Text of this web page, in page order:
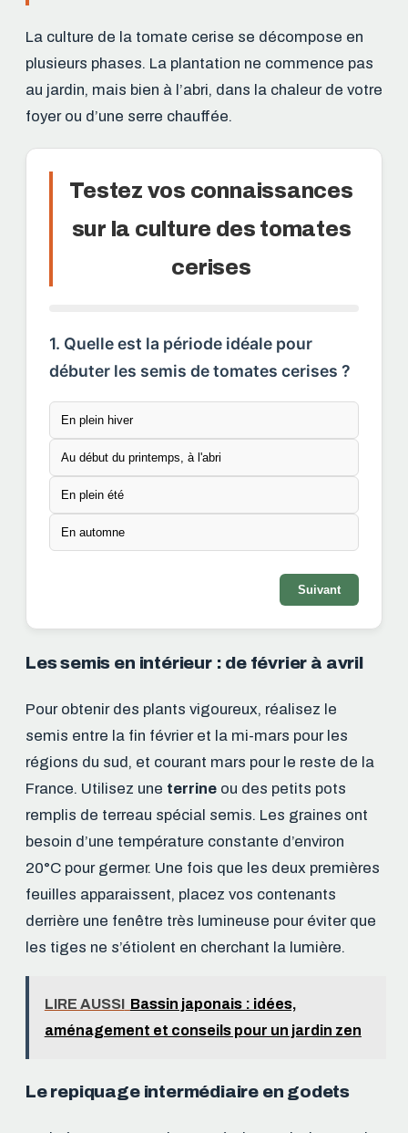
La culture de la tomate cerise se décompose en
plusieurs phases. La plantation ne commence pas
au jardin, mais bien à l’abri, dans la chaleur de votre
foyer ou d’une serre chauffée.
Testez vos connaissances
sur la culture des tomates
cerises
1. Quelle est la période idéale pour
débuter les semis de tomates cerises ?
En plein hiver
Au début du printemps, à l'abri
En plein été
En automne
Suivant
Les semis en intérieur : de février à avril
Pour obtenir des plants vigoureux, réalisez le
semis entre la fin février et la mi-mars pour les
régions du sud, et courant mars pour le reste de la
France. Utilisez une terrine ou des petits pots
remplis de terreau spécial semis. Les graines ont
besoin d’une température constante d’environ
20°C pour germer. Une fois que les deux premières
feuilles apparaissent, placez vos contenants
derrière une fenêtre très lumineuse pour éviter que
les tiges ne s’étiolent en cherchant la lumière.
LIRE AUSSI Bassin japonais : idées,
aménagement et conseils pour un jardin zen
Le repiquage intermédiaire en godets